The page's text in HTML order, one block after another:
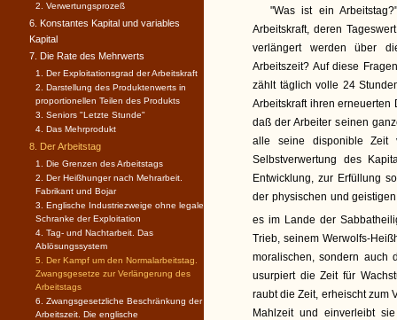
"Was ist ein
Arbeitskraft, deren
verlängert werden über
Arbeitszeit? Auf diese
zählt täglich volle 24
Arbeitskraft ihren erneuerten
daß der Arbeiter seinen
alle seine disponible Zeit
Selbstverwertung des
Entwicklung, zur Erfüllung
der physischen und
es im Lande der
Trieb, seinem Werwolfs-
moralischen, sondern auch
usurpiert die Zeit für
raubt die Zeit, erheischt zum
Mahlzeit und einverleibt
2. Verwertungsprozeß
6. Konstantes Kapital und variables
Kapital
7. Die Rate des Mehrwerts
1. Der Exploitationsgrad der Arbeitskraft
2. Darstellung des Produktenwerts in
proportionellen Teilen des Produkts
3. Seniors "Letzte Stunde"
4. Das Mehrprodukt
8. Der Arbeitstag
1. Die Grenzen des Arbeitstags
2. Der Heißhunger nach Mehrarbeit.
Fabrikant und Bojar
3. Englische Industriezweige ohne legale
Schranke der Exploitation
4. Tag- und Nachtarbeit. Das
Ablösungssystem
5. Der Kampf um den Normalarbeitstag.
Zwangsgesetze zur Verlängerung des
Arbeitstags
6. Zwangsgesetzliche Beschränkung der
Arbeitszeit. Die englische